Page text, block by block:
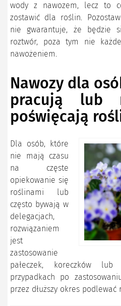
wody z nawozem, lecz to
zostawić dla roślin.
nie gwarantuje, że będzie
roztwór, poza tym nie
nawożeniem.
Nawozy dla
pracują lub
poświęcają
Dla osób, które
nie mają czasu
na częste
opiekowanie się
roślinami lub
często bywają w
delegacjach,
rozwiązaniem
jest
zastosowanie
pałeczek, koreczków
przypadkach po
przez dłuższy okres